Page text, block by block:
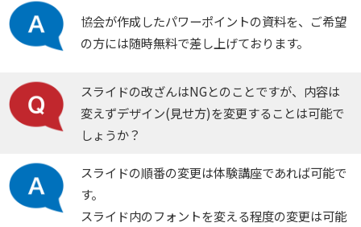
協会が作成したパワーポイントの資料を、ご希望
の方には随時無料で差し上げております。
スライドの改ざんはNGとのことですが、内容は
変えずデザイン(見せ方)を変更することは可能で
しょうか？
スライドの順番の変更は体験講座であれば可能で
す。
スライド内のフォントを変える程度の変更は可能